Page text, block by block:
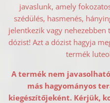
javaslunk, amely
szédülés, hasmenés,
jelentkezik vagy
dózist! Azt a dózist hagyja
termék
A termék nem
más hagyományos
kiegészítőjeként. Kérjük,